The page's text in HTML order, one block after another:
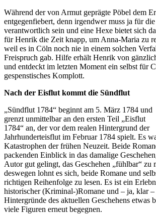
Während der von Armut geprägte Pöbel dem
entgegenfiebert, denn irgendwer muss ja für
verantwortlich sein und eine Hexe bietet sich
für Henrik die Zeit knapp, um Anna-Maria zu
weil es in Cöln noch nie in einem solchen
Freispruch gab. Hilfe erhält Henrik von
und entdeckt im letzten Moment ein selbst für
gespenstisches Komplott.
Nach der Eisflut kommt die Sündflut
„Sündflut 1784“ beginnt am 5. März 1784 und
grenzt unmittelbar an den ersten Teil „Eisflut
1784“ an, der vor dem realen Hintergrund der
Jahrhunderteisflut im Februar 1784 spielt. Es
Katastrophen der frühen Neuzeit. Beide
packenden Einblick in das damalige
Autor gut gelingt, das Geschehen „fühlbar“ zu
deswegen lohnt es sich, beide Romane und
richtigen Reihenfolge zu lesen. Es ist ein
historischer (Kriminal-)Romane und – ja, klar –
Hintergründe des aktuellen Geschehens etwas
viele Figuren erneut begegnen.